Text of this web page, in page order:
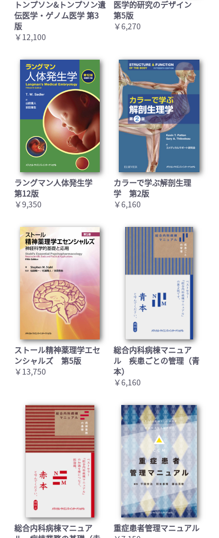
お買い物を続ける カートへ進む
トンプソン&トンプソン遺
伝医学・ゲノム医学 第3
版
￥12,100
医学的研究のデザイン
第5版
￥6,270
ラングマン人体発生学
第12版
￥9,350
カラーで学ぶ解剖生理
学 第2版
￥6,160
ストール精神薬理学エセ
ンシャルズ 第5版
￥13,750
総合内科病棟マニュア
ル 疾患ごとの管理（青
本）
￥6,160
総合内科病棟マニュア
重症患者管理マニュアル